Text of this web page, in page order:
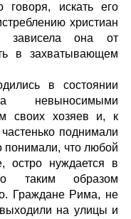
говоря, искать его
христиан
зависела она от
в захватывающем
в состоянии
невыносимыми
своих хозяев и, к
поднимали
понимали, что любой
остро нуждается в
таким образом
Граждане Рима, не
на улицы и